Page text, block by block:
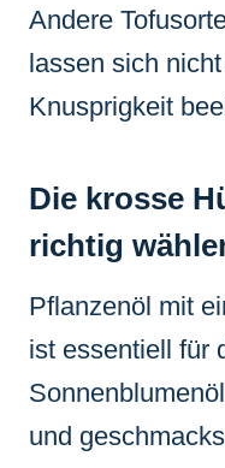
Andere
lassen sich
Knusprigkeit
Die krosse
richtig
Pflanzenöl mit
ist essentiell für
und